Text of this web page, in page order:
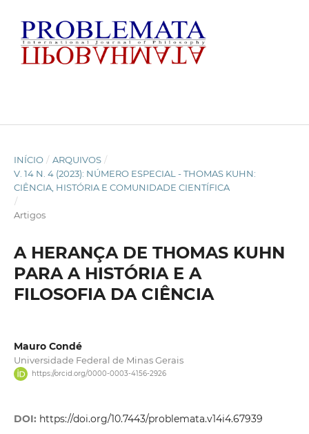
INÍCIO / ARQUIVOS /
V. 14 N. 4 (2023): NÚMERO ESPECIAL - THOMAS KUHN:
CIÊNCIA, HISTÓRIA E COMUNIDADE CIENTÍFICA
/
Artigos
A HERANÇA DE THOMAS KUHN
PARA A HISTÓRIA E A
FILOSOFIA DA CIÊNCIA
Mauro Condé
Universidade Federal de Minas Gerais
https://orcid.org/0000-0003-4156-2926
DOI: https://doi.org/10.7443/problemata.v14i4.67939